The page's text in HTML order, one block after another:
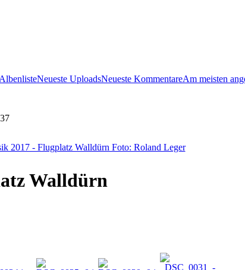
AlbenlisteNeueste UploadsNeueste KommentareAm meisten
Walldürn